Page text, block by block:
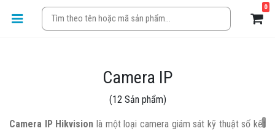
0
Camera IP
(12 Sản phẩm)
Camera IP Hikvision là một loại camera giám sát kỹ thuật số kết